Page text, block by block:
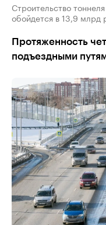
Строительство
обойдется в 13,9 млрд
Протяженность
подъездными